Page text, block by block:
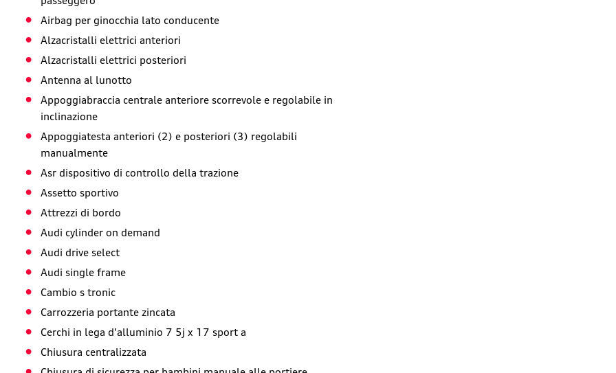
Airbag per ginocchia lato conducente
Alzacristalli elettrici anteriori
Alzacristalli elettrici posteriori
Antenna al lunotto
Appoggiabraccia centrale anteriore scorrevole e regolabile in
inclinazione
Appoggiatesta anteriori (2) e posteriori (3) regolabili
manualmente
Asr dispositivo di controllo della trazione
Assetto sportivo
Attrezzi di bordo
Audi cylinder on demand
Audi drive select
Audi single frame
Cambio s tronic
Carrozzeria portante zincata
Cerchi in lega d'alluminio 7 5j x 17 sport a
Chiusura centralizzata